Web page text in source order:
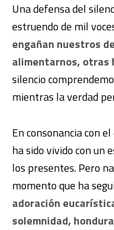
Una defensa del
estruendo de mil
engañan nuestros
alimentarnos, otras
silencio
mientras la verdad
En consonancia con
ha sido vivido con un
los presentes. Pero
momento que ha
adoración
solemnidad,